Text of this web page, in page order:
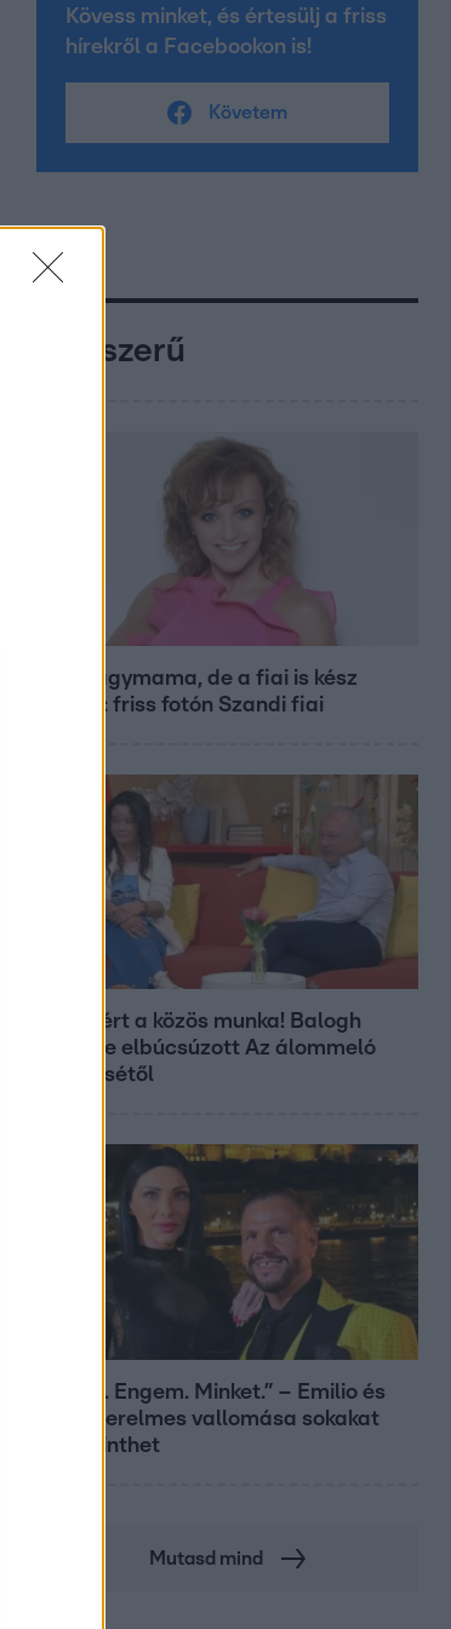
Kövess minket, és értesülj a friss
hírekről a Facebookon is!
Követem
Népszerű
Már nagymama, de a fiai is kész
férfiak: friss fotón Szandi fiai
Véget ért a közös munka! Balogh
Levente elbúcsúzott Az álommeló
győztesétől
„Téged. Engem. Minket.” – Emilio és
Tina szerelmes vallomása sokakat
megérinthet
Mutasd mind